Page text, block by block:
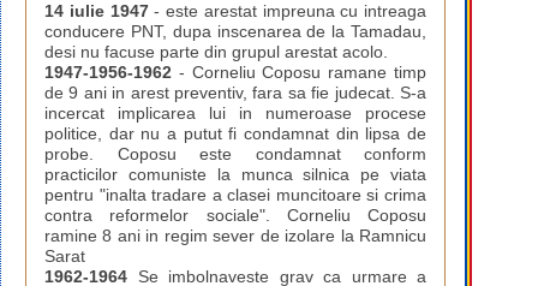
14 iulie 1947- este arestat impreuna cu intreaga
conducere PNT, dupa inscenarea de la Tamadau,
desi nu facuse parte din grupul arestat acolo.
1947-1956-1962 - Corneliu Coposu ramane timp
de 9 ani in arest preventiv, fara sa fie judecat. S-a
incercat implicarea lui in numeroase procese
politice, dar nu a putut fi condamnat din lipsa de
probe. Coposu este condamnat conform
practicilor comuniste la munca silnica pe viata
pentru "inalta tradare a clasei muncitoare si crima
contra reformelor sociale". Corneliu Coposu
ramine 8 ani in regim sever de izolare la Ramnicu
Sarat
1962-1964 Se imbolnaveste grav ca urmare a